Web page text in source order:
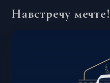
Навстречу мечте!